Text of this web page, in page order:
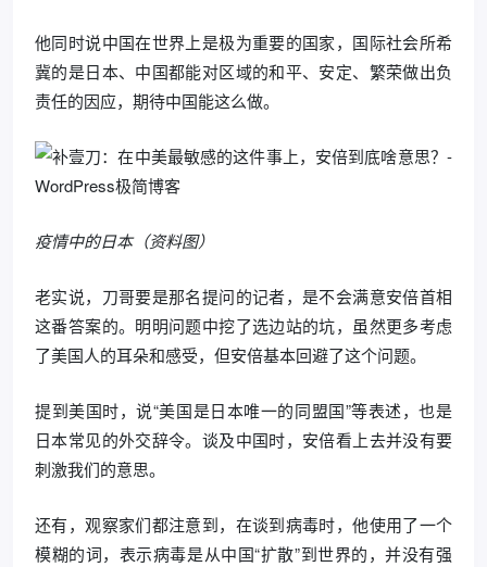
他同时说中国在世界上是极为重要的国家，国际社会所希
冀的是日本、中国都能对区域的和平、安定、繁荣做出负
责任的因应，期待中国能这么做。
疫情中的日本（资料图）
老实说，刀哥要是那名提问的记者，是不会满意安倍首相
这番答案的。明明问题中挖了选边站的坑，虽然更多考虑
了美国人的耳朵和感受，但安倍基本回避了这个问题。
提到美国时，说“美国是日本唯一的同盟国”等表述，也是
日本常见的外交辞令。谈及中国时，安倍看上去并没有要
刺激我们的意思。
还有，观察家们都注意到，在谈到病毒时，他使用了一个
模糊的词，表示病毒是从中国“扩散”到世界的，并没有强